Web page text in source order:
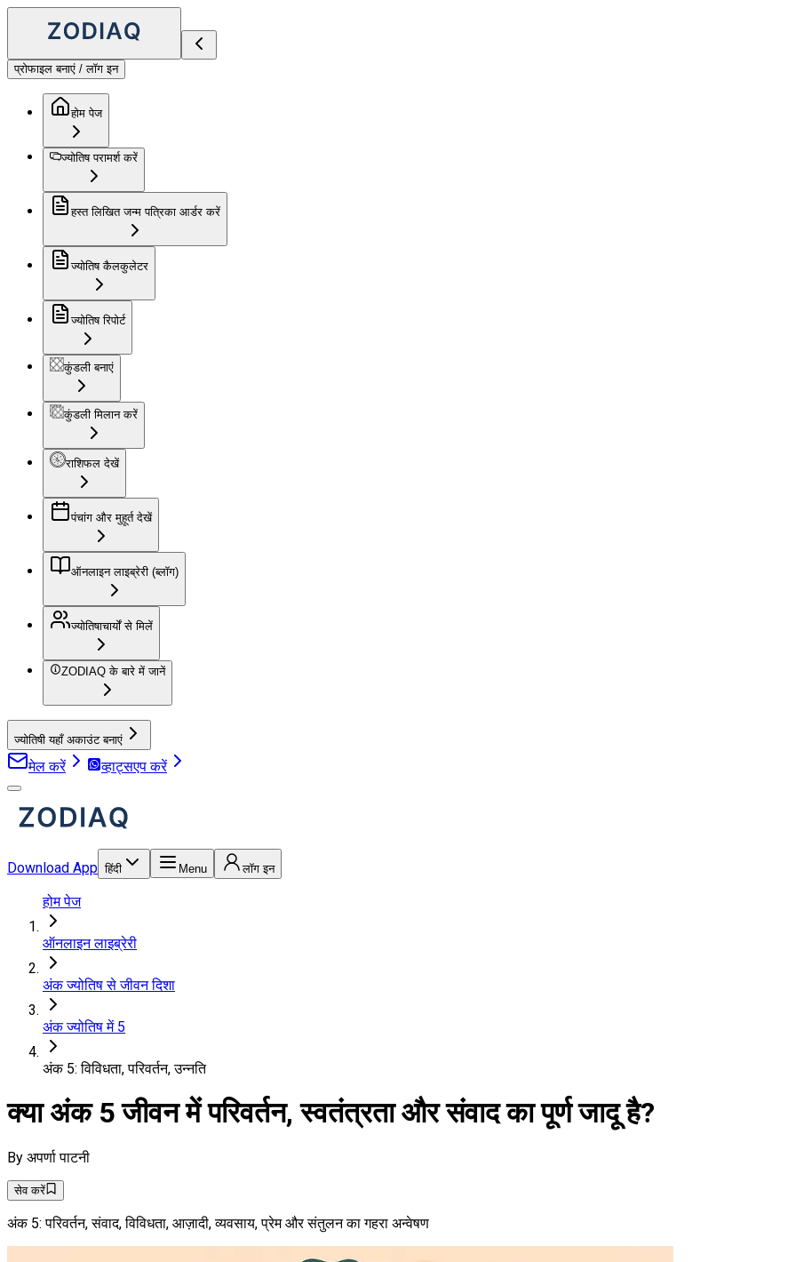
प्रोफाइल बनाएं / लॉग इन
होम पेज
ज्योतिष परामर्श करें
हस्त लिखित जन्म पत्रिका आर्डर करें
ज्योतिष कैलकुलेटर
ज्योतिष रिपोर्ट
कुंडली बनाएं
कुंडली मिलान करें
राशिफल देखें
पंचांग और मुहूर्त देखें
ऑनलाइन लाइब्रेरी (ब्लॉग)
ज्योतिषाचार्यों से मिलें
ZODIAQ के बारे में जानें
ज्योतिषी यहाँ अकाउंट बनाएं
मेल करें व्हाट्सएप करें
Download App हिंदी Menu लॉग इन
होम पेज
ऑनलाइन लाइब्रेरी
अंक ज्योतिष से जीवन दिशा
अंक ज्योतिष में 5
अंक 5: विविधता, परिवर्तन, उन्नति
क्या अंक 5 जीवन में परिवर्तन, स्वतंत्रता और संवाद का पूर्ण जादू है?
By अपर्णा पाटनी
सेव करें
अंक 5: परिवर्तन, संवाद, विविधता, आज़ादी, व्यवसाय, प्रेम और संतुलन का गहरा अन्वेषण